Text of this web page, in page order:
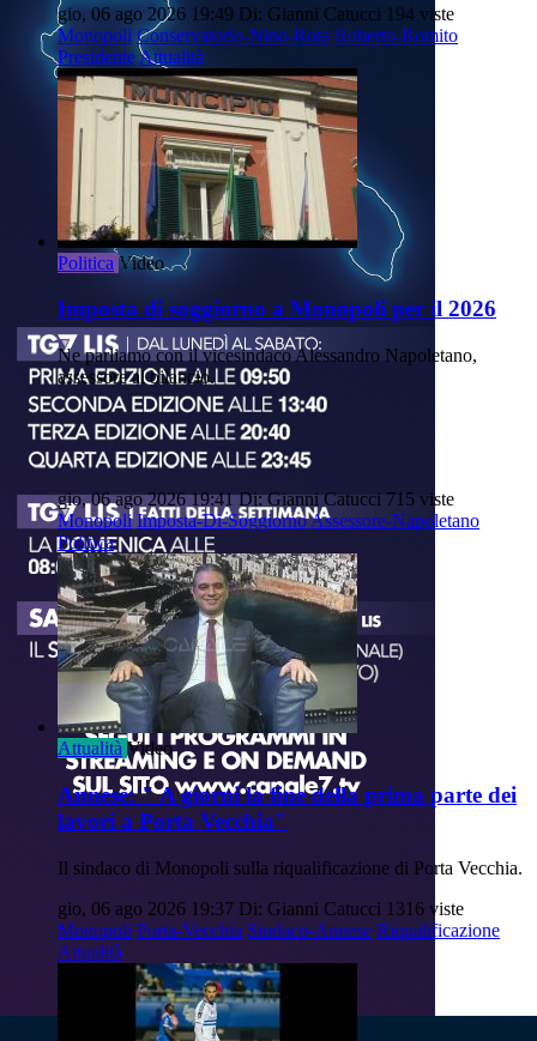
gio, 06 ago 2026 19:49 Di: Gianni Catucci 194 viste
Monopoli Conservatorio-Nino-Rota Roberto-Romito
PresidenteAttualità
Politica Video
Imposta di soggiorno a Monopoli per il 2026
Ne parliamo con il vicesindaco Alessandro Napoletano,
assessore al bilancio.
gio, 06 ago 2026 19:41 Di: Gianni Catucci 715 viste
Monopoli Imposta-Di-SoggiornoAssessore-Napoletano
Politica
Attualità Video
Annese: " A giorni la fine della prima parte dei
lavori a Porta Vecchia"
Il sindaco di Monopoli sulla riqualificazione di Porta Vecchia.
gio, 06 ago 2026 19:37 Di: Gianni Catucci 1316 viste
Monopoli Porta-Vecchia Sindaco-Annese Riqualificazione
Attualità